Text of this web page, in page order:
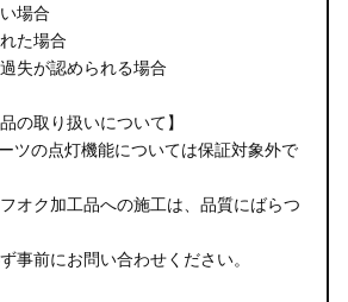
場合
た場合
失が認められる場合
の取り扱いについて】
ツの点灯機能については保証対象外で
オク加工品への施工は、品質にばらつ
事前にお問い合わせください。